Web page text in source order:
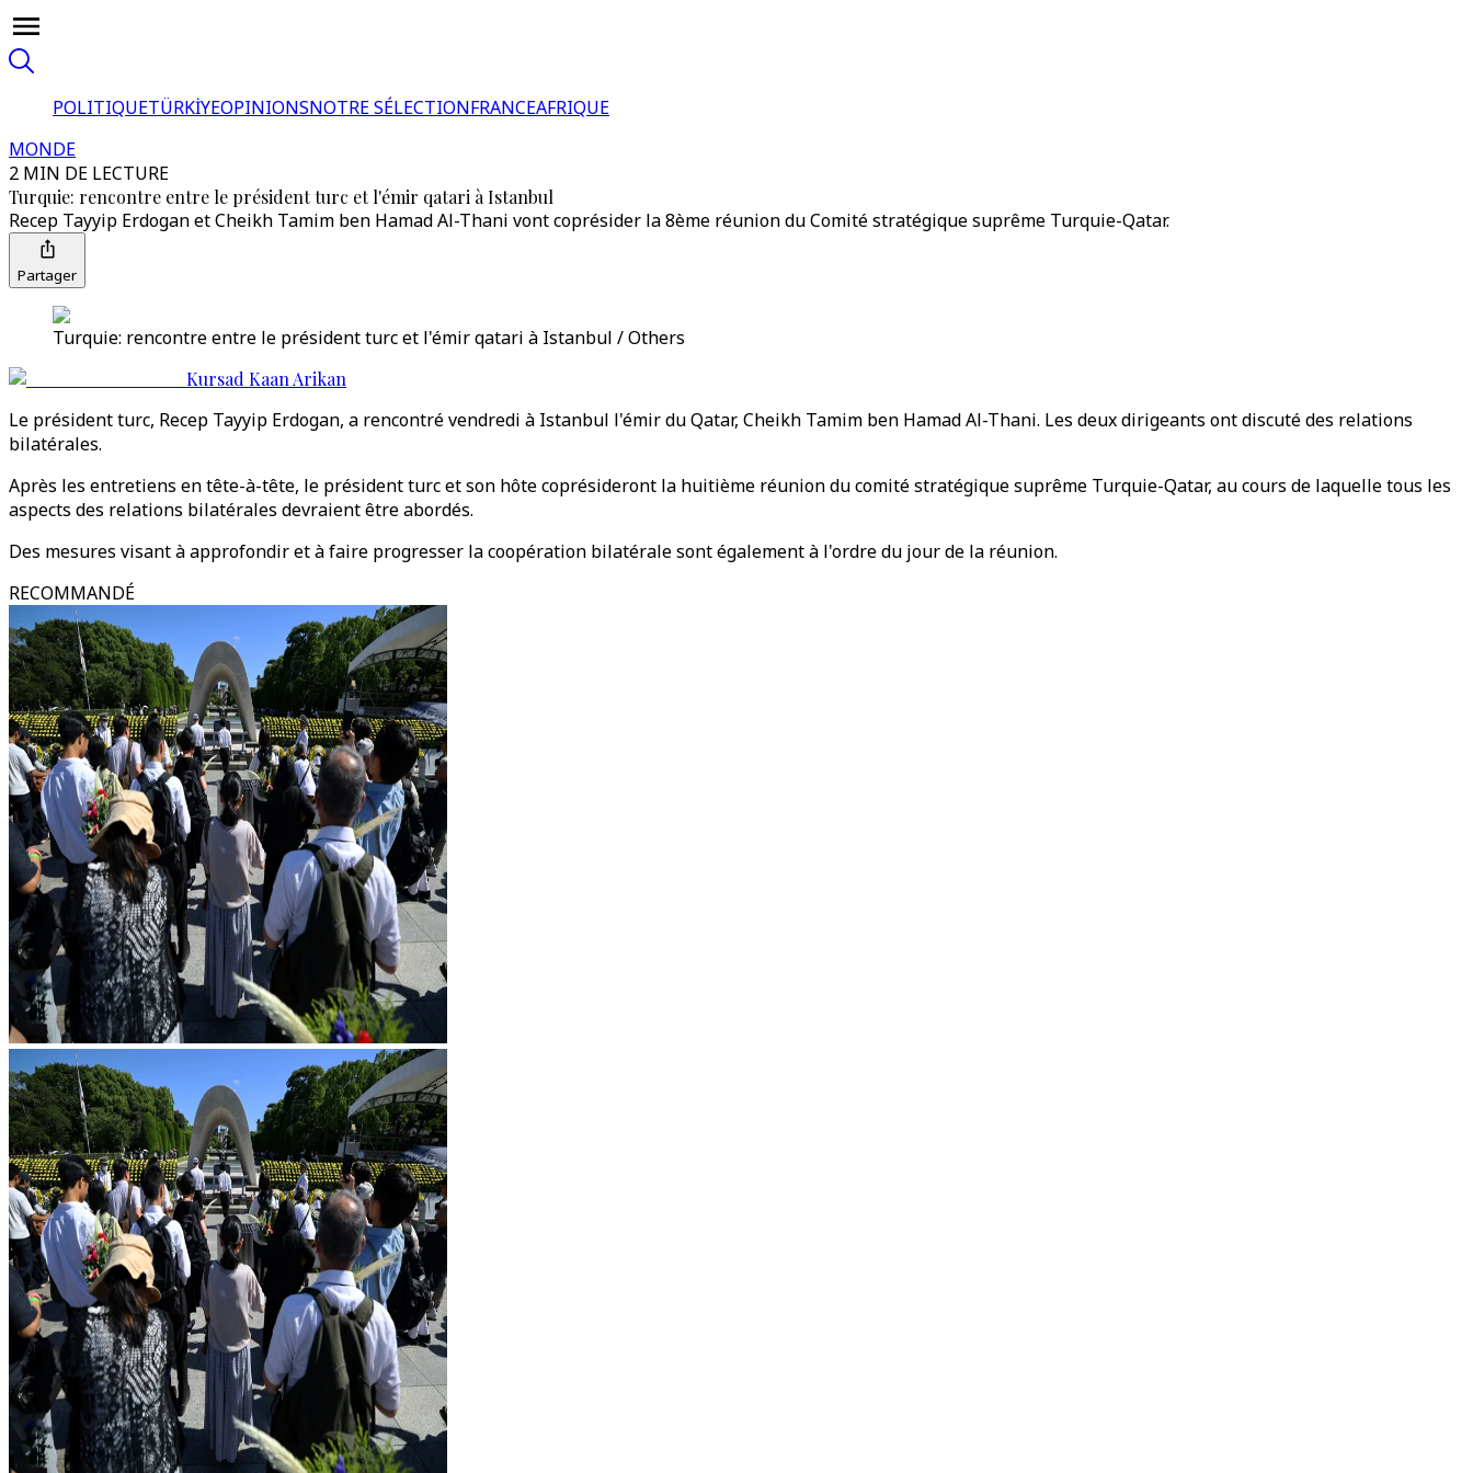
POLITIQUETÜRKİYEOPINIONSNOTRE SÉLECTIONFRANCEAFRIQUE
MONDE
2 MIN DE LECTURE
Turquie: rencontre entre le président turc et l'émir qatari à Istanbul
Recep Tayyip Erdogan et Cheikh Tamim ben Hamad Al-Thani vont coprésider la 8ème réunion du Comité stratégique suprême Turquie-Qatar.
Partager
Turquie: rencontre entre le président turc et l'émir qatari à Istanbul / Others
Kursad Kaan Arikan
Le président turc, Recep Tayyip Erdogan, a rencontré vendredi à Istanbul l'émir du Qatar, Cheikh Tamim ben Hamad Al-Thani. Les deux dirigeants ont discuté des relations
bilatérales.
Après les entretiens en tête-à-tête, le président turc et son hôte coprésideront la huitième réunion du comité stratégique suprême Turquie-Qatar, au cours de laquelle tous les
aspects des relations bilatérales devraient être abordés.
Des mesures visant à approfondir et à faire progresser la coopération bilatérale sont également à l'ordre du jour de la réunion.
RECOMMANDÉ